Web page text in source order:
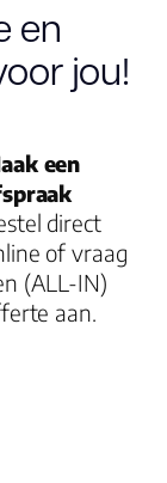
en
jou!
een
direct
of vraag
(ALL-IN)
aan.